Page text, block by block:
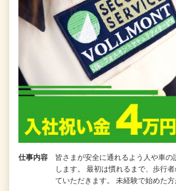
仕事内容
皆さまが安全に通れるよう人や車
します。 最初は慣れるまで、歩行
ていただきます。 未経験で始めた方